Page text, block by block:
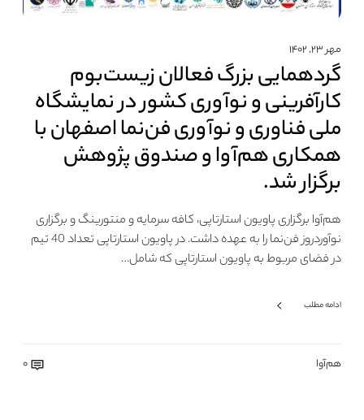
مهر ۲۳, ۱۴۰۲
گردهمایی بزرگ فعالان زیست‌بوم
کارآفرینی و نوآوری کشور در نمایشگاه
ملی فناوری و نوآوری فن‌نما اصفهان با
همکاری هم‌آوا و صندوق پژوهش
برگزار شد.
هم‌آوا برگزاری پاویون استارتاپی، کافه سرمایه و منتورینگ و برگزاری
نوآوردروز فن‌نما را به عهده داشت. در پاویون استارتاپی تعداد 40 تیم
در فضای مربوط به پاویون استارتاپی که شامل…
ادامه مطلب
هم‌آوا 0